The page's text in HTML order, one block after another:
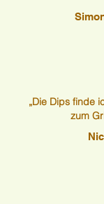
„Die Dips finde
zum